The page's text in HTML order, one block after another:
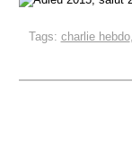
Tags: charlie hebdo